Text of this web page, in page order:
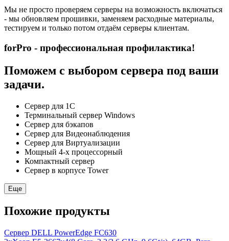
Мы не просто проверяем серверы на возможность включаться
- мы обновляем прошивки, заменяем расходные материалы,
тестируем и только потом отдаём серверы клиентам.
forPro - профессиональная профилактика!
Поможем с выбором сервера под ваши
задачи.
Сервер для 1С
Терминальный сервер Windows
Сервер для бэкапов
Сервер для Видеонаблюдения
Сервер для Виртуализации
Мощный 4-х процессорный
Компактный сервер
Сервер в корпусе Tower
Еще
Похожие продукты
Сервер DELL PowerEdge FC630